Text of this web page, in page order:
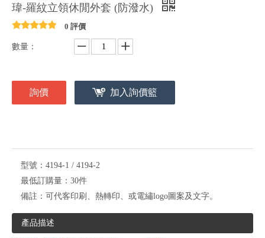
瑋-羅紋立領休閒外套 (防潑水)
0 評價
數量：
詢價 加入詢價籃
型號： 4194-1 / 4194-2
最低訂購量： 30件
備註： 可代客印刷、熱轉印、或電繡logo圖案及文字。
產品描述